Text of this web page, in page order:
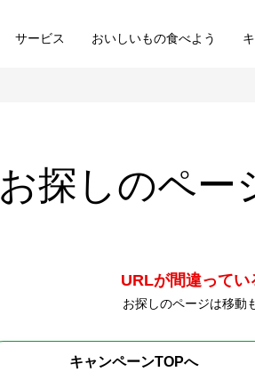
サービス おいしいもの食べよう
お探しのペー
URLが間違ってい
お探しのページは移動
キャンペーンTOPへ